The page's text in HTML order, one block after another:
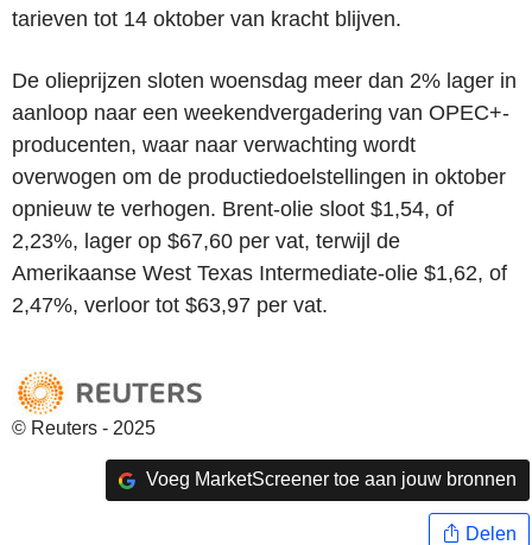
tarieven tot 14 oktober van kracht blijven.
De olieprijzen sloten woensdag meer dan 2% lager in
aanloop naar een weekendvergadering van OPEC+-
producenten, waar naar verwachting wordt
overwogen om de productiedoelstellingen in oktober
opnieuw te verhogen. Brent-olie sloot $1,54, of
2,23%, lager op $67,60 per vat, terwijl de
Amerikaanse West Texas Intermediate-olie $1,62, of
2,47%, verloor tot $63,97 per vat.
© Reuters - 2025
Voeg MarketScreener toe aan jouw bronnen
Delen